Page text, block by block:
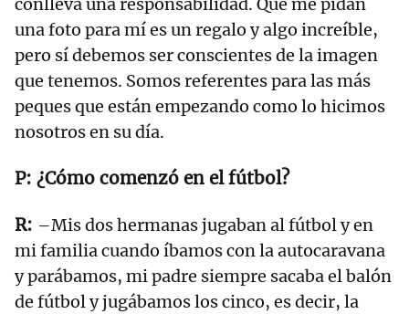
conlleva una responsabilidad. Que me pidan
una foto para mí es un regalo y algo increíble,
pero sí debemos ser conscientes de la imagen
que tenemos. Somos referentes para las más
peques que están empezando como lo hicimos
nosotros en su día.
¿Cómo comenzó en el fútbol?
–Mis dos hermanas jugaban al fútbol y en
mi familia cuando íbamos con la autocaravana
y parábamos, mi padre siempre sacaba el balón
de fútbol y jugábamos los cinco, es decir, la